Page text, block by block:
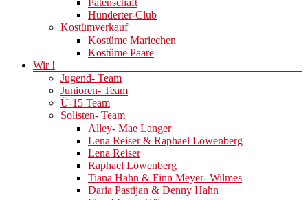
Patenschaft
Hunderter-Club
Kostümverkauf
Kostüme Mariechen
Kostüme Paare
Wir !
Jugend- Team
Junioren- Team
Ü-15 Team
Solisten- Team
Alley- Mae Langer
Lena Reiser & Raphael Löwenberg
Lena Reiser
Raphael Löwenberg
Tiana Hahn & Finn Meyer- Wilmes
Daria Pastijan & Denny Hahn